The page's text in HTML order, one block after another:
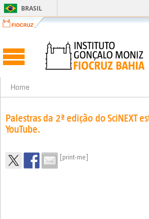
BRASIL
Home
Palestras da 2ª edição do SciNEXT
YouTube.
[print-me]